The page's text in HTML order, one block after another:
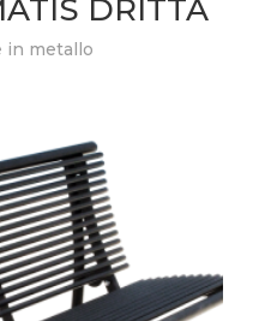
DRITTA
in metallo